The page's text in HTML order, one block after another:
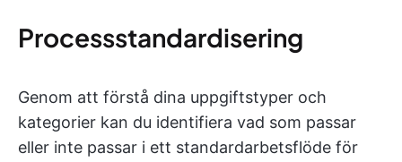
Processstandardisering
Genom att förstå dina uppgiftstyper och
kategorier kan du identifiera vad som passar
eller inte passar i ett standardarbetsflöde för